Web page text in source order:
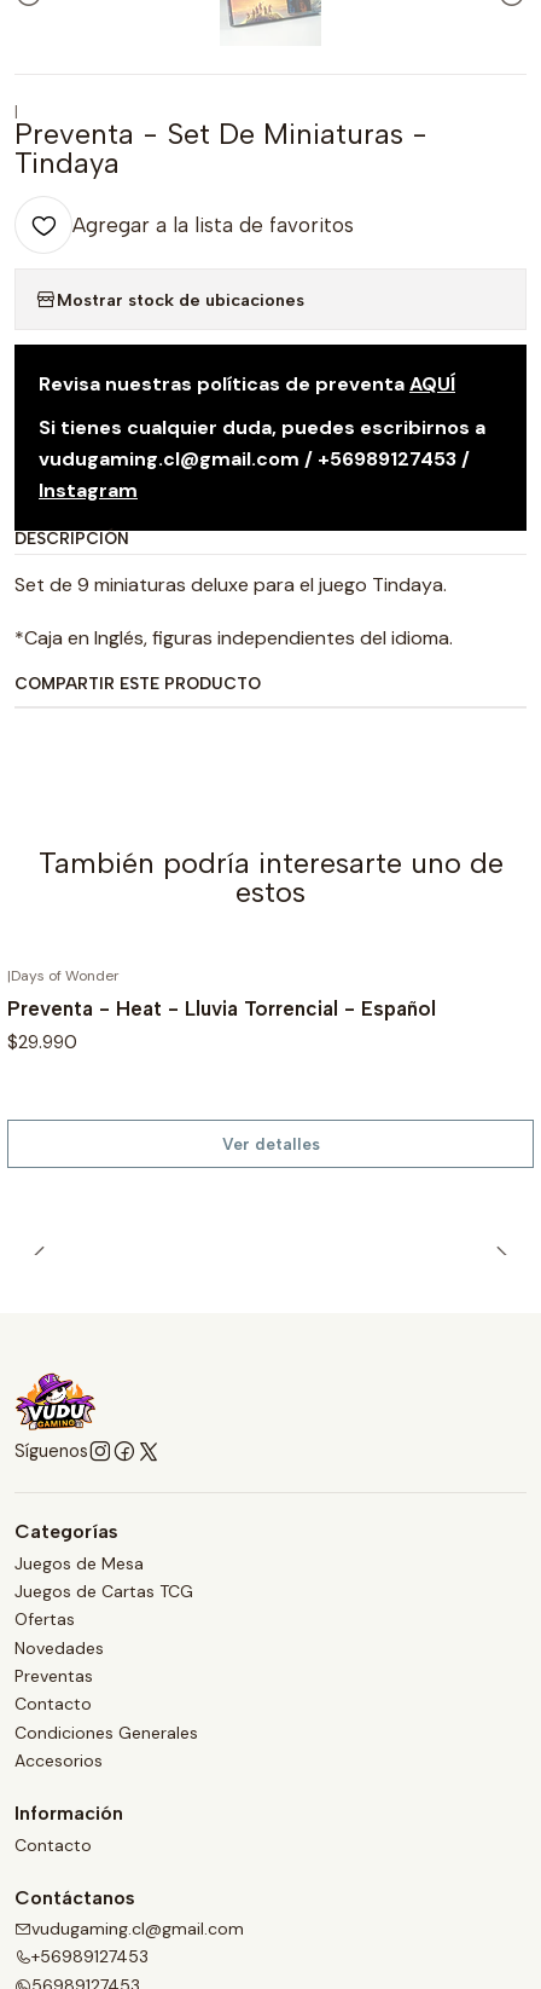
|
Preventa - Set De Miniaturas -
Tindaya
Agregar a la lista de favoritos
Mostrar stock de ubicaciones
Revisa nuestras políticas de preventaAQUÍ
Si tienes cualquier duda, puedes escribirnos a
vudugaming.cl@gmail.com / +56989127453 /
Instagram
DESCRIPCIÓN
Set de 9 miniaturas deluxe para el juego Tindaya.
*Caja en Inglés, figuras independientes del idioma.
COMPARTIR ESTE PRODUCTO
También podría interesarte uno de
estos
|Days of Wonder
Preventa - Heat - Lluvia Torrencial - Español
$29.990
Ver detalles
Síguenos
Categorías
Juegos de Mesa
Juegos de Cartas TCG
Ofertas
Novedades
Preventas
Contacto
Condiciones Generales
Accesorios
Información
Contacto
Contáctanos
vudugaming.cl@gmail.com
+56989127453